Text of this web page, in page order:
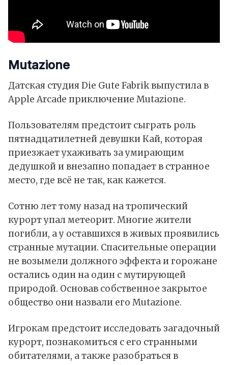
Mutazione
Датская студия Die Gute Fabrik выпустила в
Apple Arcade приключение Mutazione.
Пользователям предстоит сыграть роль
пятнадцатилетней девушки Кай, которая
приезжает ухаживать за умирающим
дедушкой и внезапно попадает в странное
место, где всё не так, как кажется.
Сотню лет тому назад на тропический
курорт упал метеорит. Многие жители
погибли, а у оставшихся в живых проявились
странные мутации. Спасительные операции
не возымели должного эффекта и горожане
остались один на один с мутирующей
природой. Основав собственное закрытое
общество они назвали его Mutazione.
Игрокам предстоит исследовать загадочный
курорт, познакомиться с его странными
обитателями, а также разобраться в